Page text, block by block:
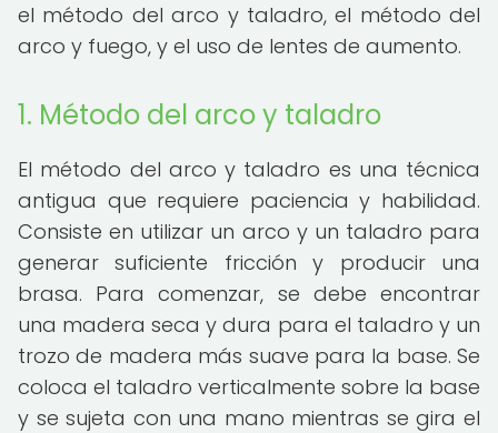
el método del arco y taladro, el método del
arco y fuego, y el uso de lentes de aumento.
1. Método del arco y taladro
El método del arco y taladro es una técnica
antigua que requiere paciencia y habilidad.
Consiste en utilizar un arco y un taladro para
generar suficiente fricción y producir una
brasa. Para comenzar, se debe encontrar
una madera seca y dura para el taladro y un
trozo de madera más suave para la base. Se
coloca el taladro verticalmente sobre la base
y se sujeta con una mano mientras se gira el